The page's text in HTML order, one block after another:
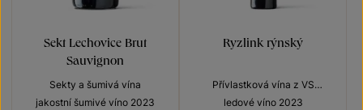
Sekt Lechovice Brut
Sauvignon
Sekty a šumivá vína
jakostní šumivé víno 2023
Ryzlink rýnský
Přívlastková vína z VS
Lechovice
ledové víno 2023